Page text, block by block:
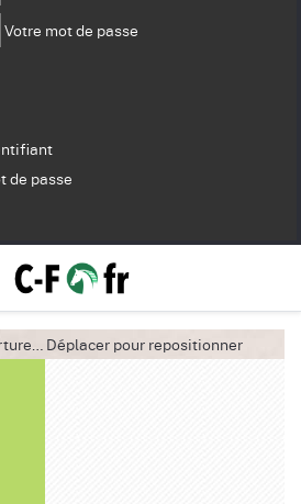
Votre mot de passe
de passe
Déplacer pour repositionner